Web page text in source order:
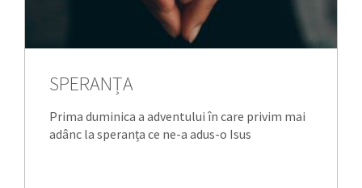
SPERANȚA
Prima duminica a adventului în care privim mai
adânc la speranța ce ne-a adus-o Isus